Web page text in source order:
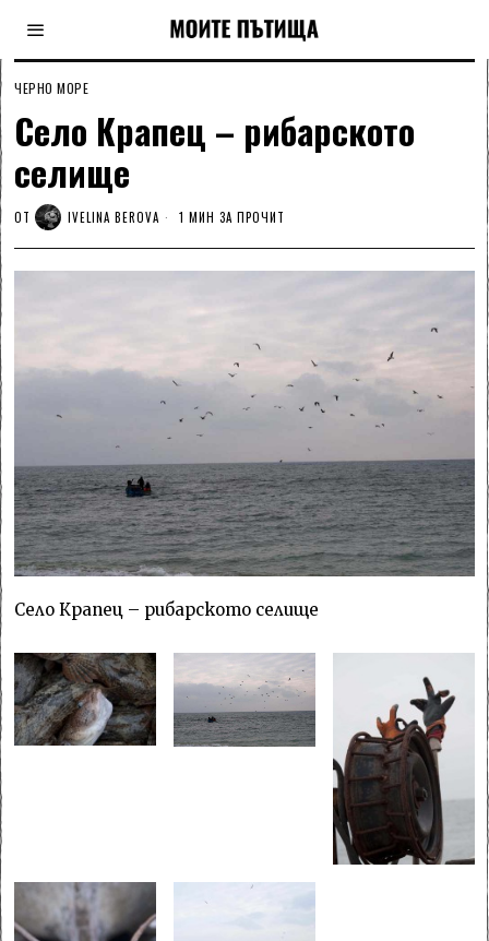
ЧЕРНО МОРЕ
Село Крапец – рибарското
селище
ОТ IVELINA BEROVA 1 МИН ЗА ПРОЧИТ
Село Крапец – рибарското селище